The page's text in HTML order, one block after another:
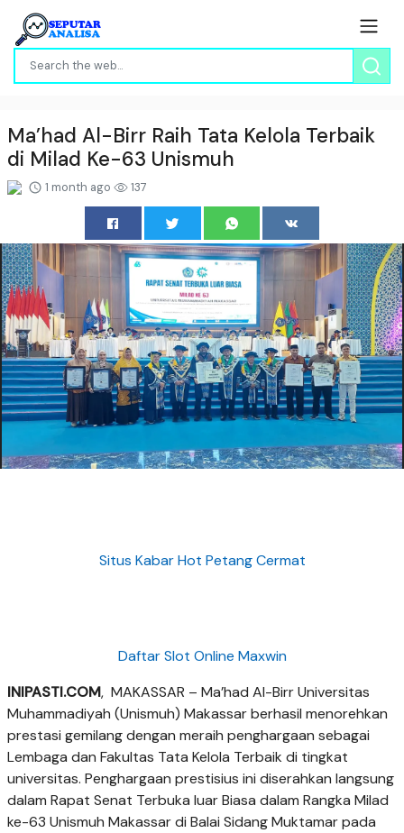
Ma’had Al-Birr Raih Tata Kelola Terbaik
di Milad Ke-63 Unismuh
1 month ago 137
Situs Kabar Hot Petang Cermat
Daftar Slot Online Maxwin
INIPASTI.COM, MAKASSAR – Ma’had Al-Birr Universitas
Muhammadiyah (Unismuh) Makassar berhasil menorehkan
prestasi gemilang dengan meraih penghargaan sebagai
Lembaga dan Fakultas Tata Kelola Terbaik di tingkat
universitas. Penghargaan prestisius ini diserahkan langsung
dalam Rapat Senat Terbuka luar Biasa dalam Rangka Milad
ke-63 Unismuh Makassar di Balai Sidang Muktamar pada